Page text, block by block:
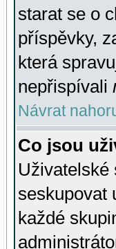
starat se o
příspěvky,
která
nepřispívali
Návrat
Co jsou
Uživatelské
seskupovat
každé